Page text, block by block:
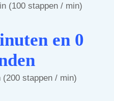
(100 stappen / min)
en 0
(200 stappen / min)